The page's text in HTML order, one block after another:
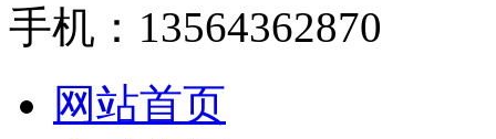
手机：13564362870
网站首页